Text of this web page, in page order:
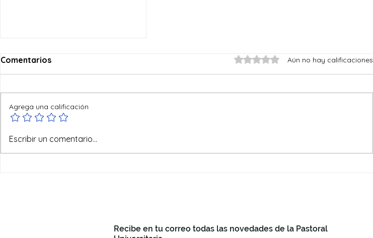
Un soplo del Espíritu: el fin
Comentarios Obtuvo 0 de 5 estrellas.
Aún no hay calificaciones
Agrega una calificación
Escribir un comentario...
Recibe en tu correo todas las novedades de la Pastoral